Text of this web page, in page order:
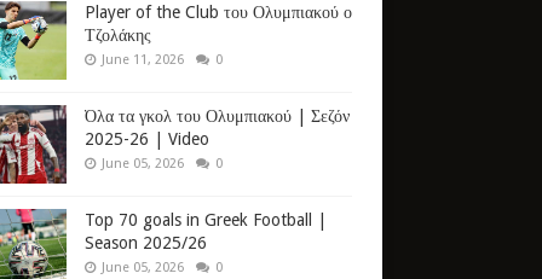
Player of the Club του Ολυμπιακού ο
Τζολάκης
June 11, 2026 0
Όλα τα γκολ του Ολυμπιακού | Σεζόν
2025-26 | Video
June 05, 2026 0
Top 70 goals in Greek Football |
Season 2025/26
June 05, 2026 0